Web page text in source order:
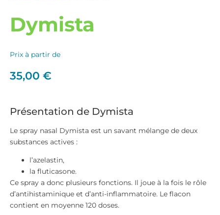
Dymista
Prix à partir de
35,00 €
Présentation de Dymista
Le spray nasal Dymista est un savant mélange de deux
substances actives :
l’azelastin,
la fluticasone.
Ce spray a donc plusieurs fonctions. Il joue à la fois le rôle
d’antihistaminique et d’anti-inflammatoire. Le flacon
contient en moyenne 120 doses.